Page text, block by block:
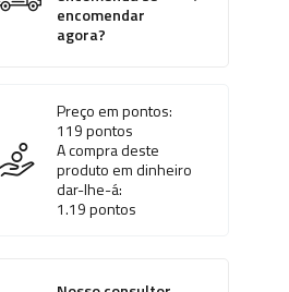
encomendar
agora?
Preço em pontos:
119pontos
A compra deste
produto em dinheiro
dar-lhe-á:
1.19pontos